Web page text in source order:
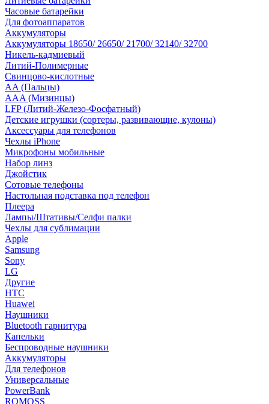
Часовые батарейки
Для фотоаппаратов
Аккумуляторы
Аккумуляторы 18650/ 26650/ 21700/ 32140/ 32700
Никель-кадмиевый
Литий-Полимерные
Свинцово-кислотные
AA (Пальцы)
AAA (Мизинцы)
LFP (Литий-Железо-Фосфатный)
Детские игрушки (сортеры, развивающие, кулоны)
Аксессуары для телефонов
Чехлы iPhone
Микрофоны мобильные
Набор линз
Джойстик
Сотовые телефоны
Настольная подставка под телефон
Плеера
Лампы/Штативы/Селфи палки
Чехлы для сублимации
Apple
Samsung
Sony
LG
Другие
HTC
Huawei
Наушники
Bluetooth гарнитура
Капельки
Беспроводные наушники
Аккумуляторы
Для телефонов
Универсальные
PowerBank
ROMOSS